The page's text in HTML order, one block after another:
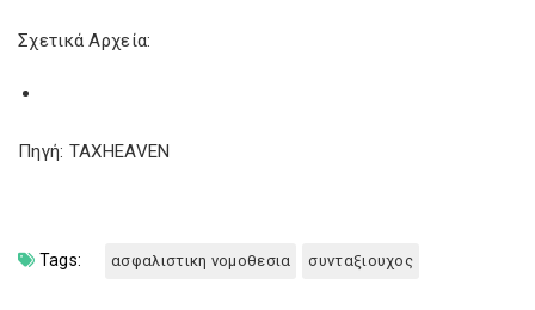
Σχετικά Αρχεία:
Πηγή: TAXHEAVEN
Tags: ασφαλιστικη νομοθεσια συνταξιουχος